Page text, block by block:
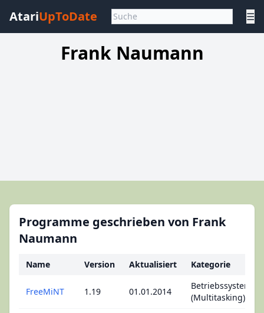
AtariUpToDate ☰
Frank Naumann
Programme geschrieben von Frank
Naumann
Name Version Aktualisiert Kategorie
FreeMiNT 1.19 01.01.2014
Betriebssysteme
(Multitasking)